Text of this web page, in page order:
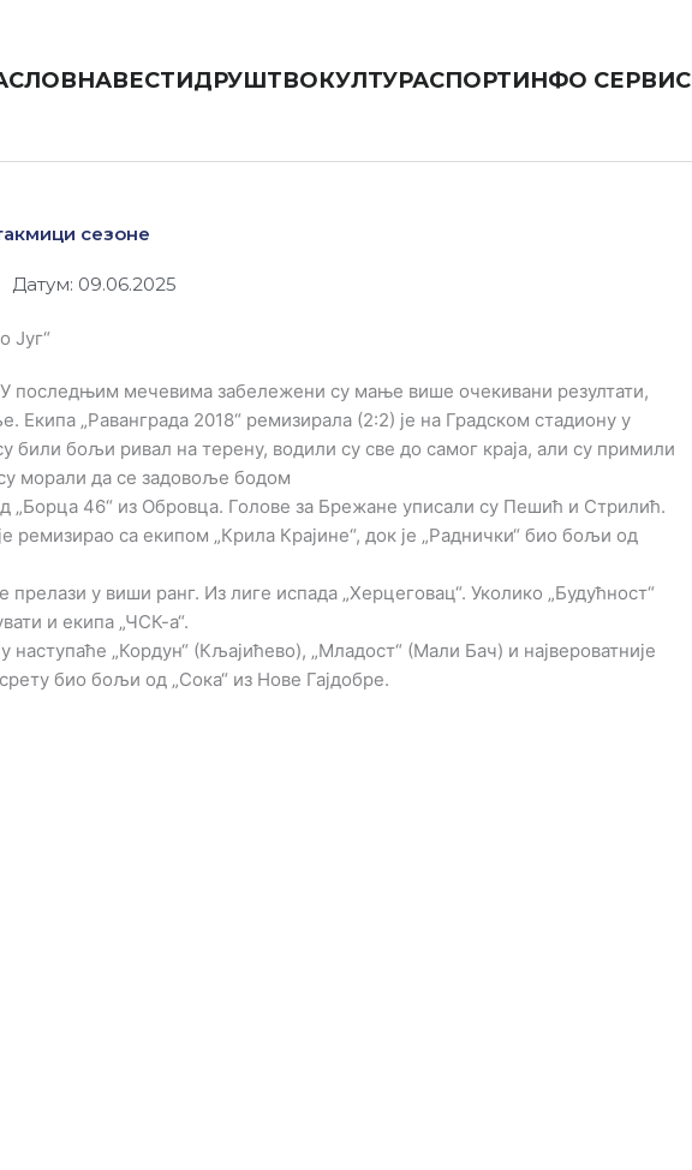
ВЕСТИДРУШТВОКУЛТУРАСПОРТИНФО СЕРВИС
сезоне
Датум: 09.06.2025
У последњим мечевима забележени су мање више очекивани резултати,
Екипа „Раванграда 2018“ ремизирала (2:2) је на Градском стадиону у
били бољи ривал на терену, водили су све до самог краја, али су примили
морали да се задовоље бодом
„Борца 46“ из Обровца. Голове за Брежане уписали су Пешић и Стрилић.
ремизирао са екипом „Крила Крајине“, док је „Раднички“ био бољи од
у виши ранг. Из лиге испада „Херцеговац“. Уколико „Будућност“
и екипа „ЧСК-а“.
„Кордун“ (Кљајићево), „Младост“ (Мали Бач) и највероватније
био бољи од „Сока“ из Нове Гајдобре.